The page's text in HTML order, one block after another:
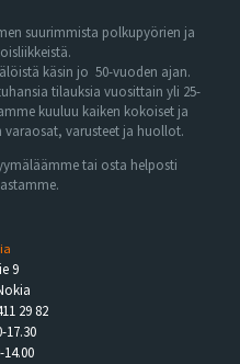
suurimmista polkupyörien ja
käsin jo 50-vuoden ajan.
tilauksia vuosittain yli 25-
kuuluu kaiken kokoiset ja
varusteet ja huollot.
tai osta helposti
9
29 82
17.30
14.00